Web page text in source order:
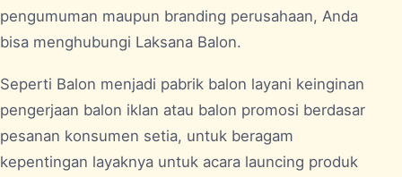
pengumuman maupun branding perusahaan, Anda
bisa menghubungi Laksana Balon.
Seperti Balon menjadi pabrik balon layani keinginan
pengerjaan balon iklan atau balon promosi berdasar
pesanan konsumen setia, untuk beragam
kepentingan layaknya untuk acara launcing produk